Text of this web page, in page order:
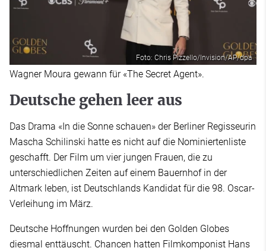
Foto: Chris Pizzello/Invision/AP/dpa
Wagner Moura gewann für «The Secret Agent».
Deutsche gehen leer aus
Das Drama «In die Sonne schauen» der Berliner Regisseurin
Mascha Schilinski hatte es nicht auf die Nominiertenliste
geschafft. Der Film um vier jungen Frauen, die zu
unterschiedlichen Zeiten auf einem Bauernhof in der
Altmark leben, ist Deutschlands Kandidat für die 98. Oscar-
Verleihung im März.
Deutsche Hoffnungen wurden bei den Golden Globes
diesmal enttäuscht. Chancen hatten Filmkomponist Hans